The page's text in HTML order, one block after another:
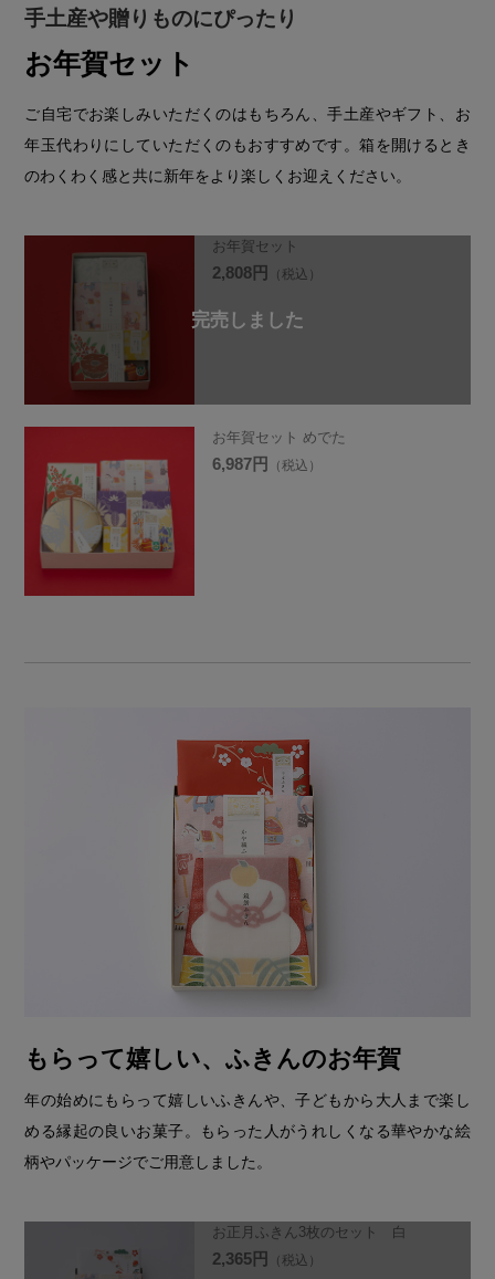
手土産や贈りものにぴったり
お年賀セット
ご自宅でお楽しみいただくのはもちろん、手土産やギフト、お
年玉代わりにしていただくのもおすすめです。箱を開けるとき
のわくわく感と共に新年をより楽しくお迎えください。
お年賀セット
2,808円 （税込）
お年賀セット めでた
6,987円 （税込）
もらって嬉しい、ふきんのお年賀
年の始めにもらって嬉しいふきんや、子どもから大人まで楽し
める縁起の良いお菓子。もらった人がうれしくなる華やかな絵
柄やパッケージでご用意しました。
お正月ふきん3枚のセット 白
2,365円 （税込）